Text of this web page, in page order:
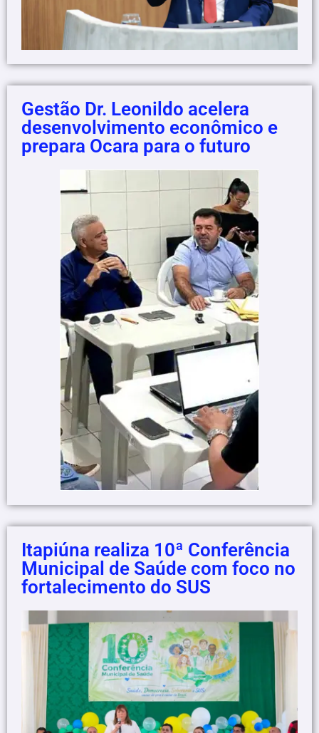
Gestão Dr. Leonildo acelera
desenvolvimento econômico e
prepara Ocara para o futuro
Itapiúna realiza 10ª Conferência
Municipal de Saúde com foco no
fortalecimento do SUS